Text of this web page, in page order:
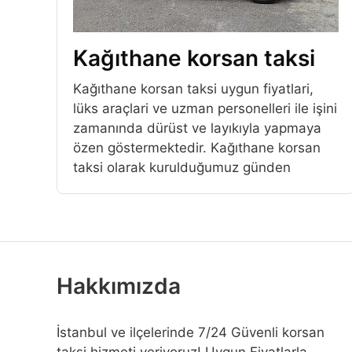
Kağıthane korsan taksi
Kağıthane korsan taksi uygun fiyatlari,
lüks araçlari ve uzman personelleri ile işini
zamanında dürüst ve layıkıyla yapmaya
özen göstermektedir. Kağıthane korsan
taksi olarak kurulduğumuz günden
Hakkımızda
İstanbul ve ilçelerinde 7/24 Güvenli korsan